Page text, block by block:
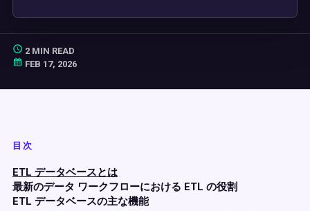
2 MIN READ
FEB 17, 2026
目次
ETL データベースとは
最新のデータ ワークフローにおける ETL の役割
ETL データベースの主な機能